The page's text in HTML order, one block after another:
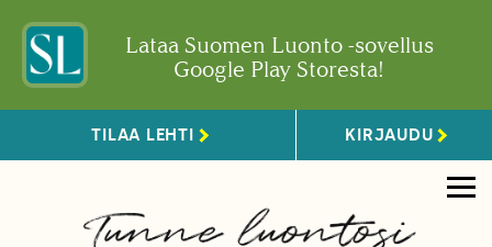
Lataa Suomen Luonto -sovellus
Google Play Storesta!
TILAA LEHTI KIRJAUDU